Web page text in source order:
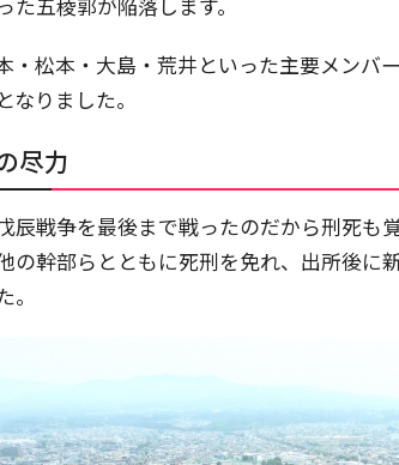
・松本・大島・荒井といった主要メンバ
なりました。
尽力
辰戦争を最後まで戦ったのだから刑死も
の幹部らとともに死刑を免れ、出所後に